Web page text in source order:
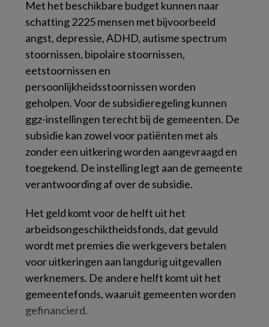
Met het beschikbare budget kunnen naar
schatting 2225 mensen met bijvoorbeeld
angst, depressie, ADHD, autisme spectrum
stoornissen, bipolaire stoornissen,
eetstoornissen en
persoonlijkheidsstoornissen worden
geholpen. Voor de subsidieregeling kunnen
ggz-instellingen terecht bij de gemeenten. De
subsidie kan zowel voor patiënten met als
zonder een uitkering worden aangevraagd en
toegekend. De instelling legt aan de gemeente
verantwoording af over de subsidie.
Het geld komt voor de helft uit het
arbeidsongeschiktheidsfonds, dat gevuld
wordt met premies die werkgevers betalen
voor uitkeringen aan langdurig uitgevallen
werknemers. De andere helft komt uit het
gemeentefonds, waaruit gemeenten worden
gefinancierd.